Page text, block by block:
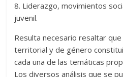
8. Liderazgo, movimientos
juvenil.
Resulta necesario resaltar
territorial y de género
cada una de las temáticas
Los diversos análisis que se